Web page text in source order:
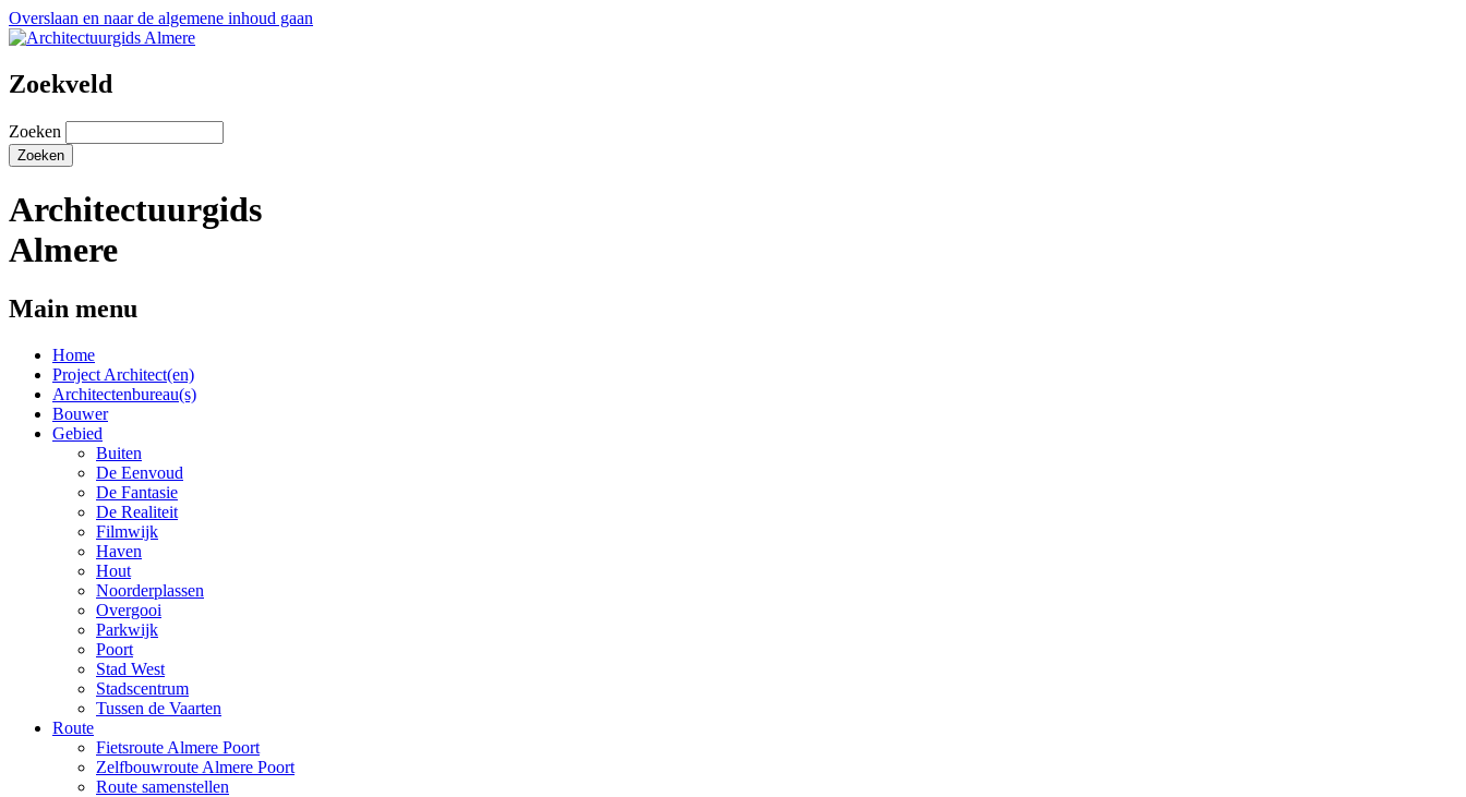
Overslaan en naar de algemene inhoud gaan
Zoekveld
Zoeken
Architectuurgids
Almere
Main menu
Home
Project Architect(en)
Architectenbureau(s)
Bouwer
Gebied
Buiten
De Eenvoud
De Fantasie
De Realiteit
Filmwijk
Haven
Hout
Noorderplassen
Overgooi
Parkwijk
Poort
Stad West
Stadscentrum
Tussen de Vaarten
Route
Fietsroute Almere Poort
Zelfbouwroute Almere Poort
Route samenstellen